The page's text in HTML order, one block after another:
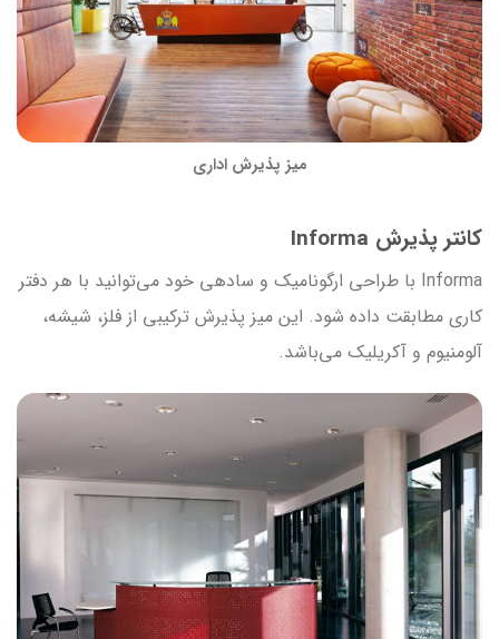
میز پذیرش اداری
کانتر پذیرش Informa
Informa با طراحی ارگونامیک و ساده‎ی خود می‌توانید با هر دفتر
کاری مطابقت داده شود. این میز پذیرش ترکیبی از فلز، شیشه،
آلومنیوم و آکریلیک می‌باشد.